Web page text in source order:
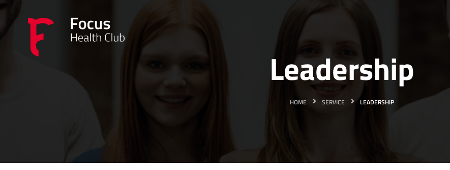
Leadership
HOME SERVICE LEADERSHIP